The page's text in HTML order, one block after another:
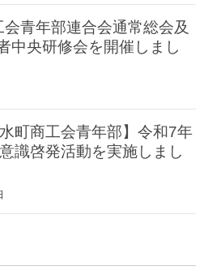
青年部連合会通常総会及
中央研修会を開催しまし
水町商工会青年部】令和7年
識啓発活動を実施しまし